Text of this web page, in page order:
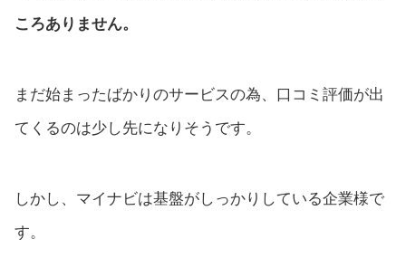
ころありません。
まだ始まったばかりのサービスの為、口コミ評価が出
てくるのは少し先になりそうです。
しかし、マイナビは基盤がしっかりしている企業様で
す。